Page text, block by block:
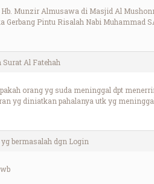
Munzir Almusawa di Masjid Al
Gerbang Pintu Risalah Nabi Muhammad
Al Fatehah
orang yg suda meninggal dpt
yg diniatkan pahalanya utk yg
bermasalah dgn Login